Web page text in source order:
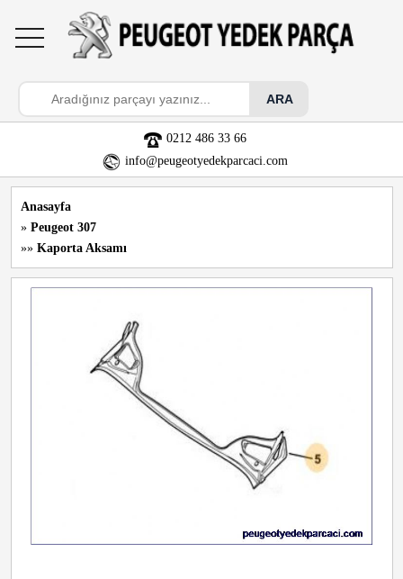
toggle
navigation
0212 486 33 66
info@peugeotyedekparcaci.com
Anasayfa
» Peugeot 307
»» Kaporta Aksamı